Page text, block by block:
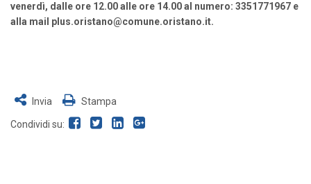
venerdì, dalle ore 12.00 alle ore 14.00 al numero: 3351771967 e
alla mail plus.oristano@comune.oristano.it.
Invia Stampa
Condividi su: